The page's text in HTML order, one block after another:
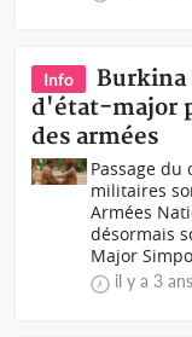
Info
Burkina
d'état-major
des armées
Passage
militaires
Armées
désormais
Major
il y a 3 ans